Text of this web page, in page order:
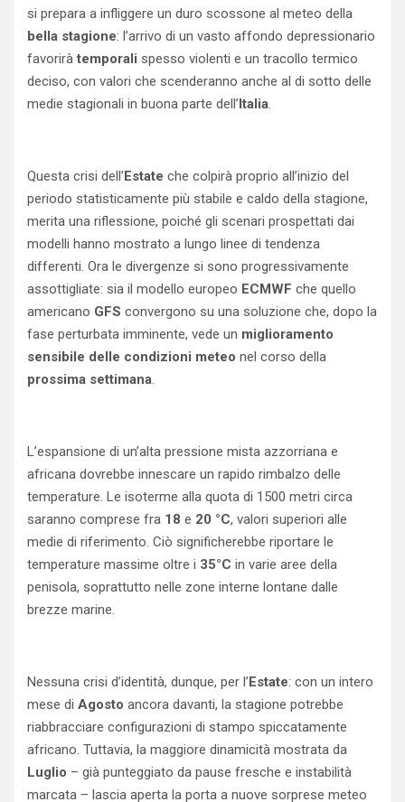
si prepara a infliggere un duro scossone al meteo della
bella stagione: l’arrivo di un vasto affondo depressionario
favoriràtemporali spesso violenti e un tracollo termico
deciso, con valori che scenderanno anche al di sotto delle
medie stagionali in buona parte dell’Italia.
Questa crisi dell’Estate che colpirà proprio all’inizio del
periodo statisticamente più stabile e caldo della stagione,
merita una riflessione, poiché gli scenari prospettati dai
modelli hanno mostrato a lungo linee di tendenza
differenti. Ora le divergenze si sono progressivamente
assottigliate: sia il modello europeo ECMWF che quello
americano GFS convergono su una soluzione che, dopo la
fase perturbata imminente, vede un miglioramento
sensibile delle condizioni meteo nel corso della
prossima settimana.
L’espansione di un’alta pressione mista azzorriana e
africana dovrebbe innescare un rapido rimbalzo delle
temperature. Le isoterme alla quota di 1500 metri circa
saranno comprese fra 18 e 20 °C, valori superiori alle
medie di riferimento. Ciò significherebbe riportare le
temperature massime oltre i 35°C in varie aree della
penisola, soprattutto nelle zone interne lontane dalle
brezze marine.
Nessuna crisi d’identità, dunque, per l’Estate: con un intero
mese di Agosto ancora davanti, la stagione potrebbe
riabbracciare configurazioni di stampo spiccatamente
africano. Tuttavia, la maggiore dinamicità mostrata da
Luglio – già punteggiato da pause fresche e instabilità
marcata – lascia aperta la porta a nuove sorprese meteo